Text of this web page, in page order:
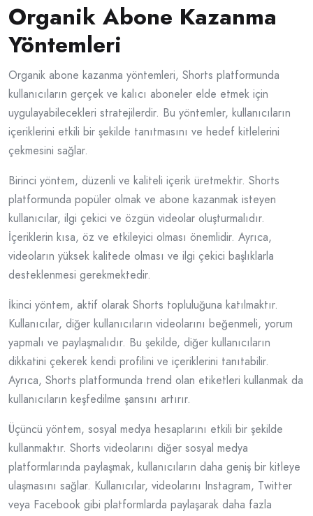
Organik Abone Kazanma
Yöntemleri
Organik abone kazanma yöntemleri, Shorts platformunda
kullanıcıların gerçek ve kalıcı aboneler elde etmek için
uygulayabilecekleri stratejilerdir. Bu yöntemler, kullanıcıların
içeriklerini etkili bir şekilde tanıtmasını ve hedef kitlelerini
çekmesini sağlar.
Birinci yöntem, düzenli ve kaliteli içerik üretmektir. Shorts
platformunda popüler olmak ve abone kazanmak isteyen
kullanıcılar, ilgi çekici ve özgün videolar oluşturmalıdır.
İçeriklerin kısa, öz ve etkileyici olması önemlidir. Ayrıca,
videoların yüksek kalitede olması ve ilgi çekici başlıklarla
desteklenmesi gerekmektedir.
İkinci yöntem, aktif olarak Shorts topluluğuna katılmaktır.
Kullanıcılar, diğer kullanıcıların videolarını beğenmeli, yorum
yapmalı ve paylaşmalıdır. Bu şekilde, diğer kullanıcıların
dikkatini çekerek kendi profilini ve içeriklerini tanıtabilir.
Ayrıca, Shorts platformunda trend olan etiketleri kullanmak da
kullanıcıların keşfedilme şansını artırır.
Üçüncü yöntem, sosyal medya hesaplarını etkili bir şekilde
kullanmaktır. Shorts videolarını diğer sosyal medya
platformlarında paylaşmak, kullanıcıların daha geniş bir kitleye
ulaşmasını sağlar. Kullanıcılar, videolarını Instagram, Twitter
veya Facebook gibi platformlarda paylaşarak daha fazla